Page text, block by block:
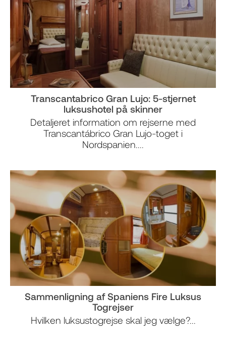
Transcantabrico Gran Lujo: 5-stjernet
luksushotel på skinner
Detaljeret information om rejserne med
Transcantábrico Gran Lujo-toget i
Nordspanien....
Sammenligning af Spaniens Fire Luksus
Togrejser
Hvilken luksustogrejse skal jeg vælge?...